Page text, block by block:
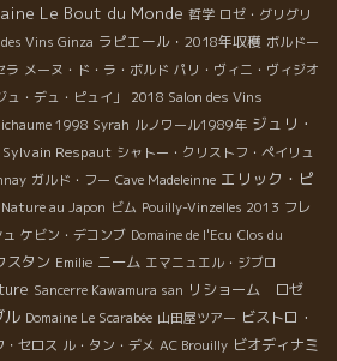
Le Bout du Monde 哲学 ロゼ・グリグリ
Vins Ginza ラピエール・2018年収穫 ボルドー
ラ メーヌ・ド・ラ・ボルド パリ・ヴィニ・ヴィジオ
・デュ・ピュイ」
2018 Salon des Vins
1998 Syrah ルノワール1989年 ジュリ・
Respaut シャトー・クリストフ・ペイリュ
ガルド・フー Cave Madeleinne エリック・ピ
au Japon ビム Pouilly-Vinzelles 2013 フレ
ケビン・デコンブ Domaine de l'Ecu Clos du
スタン Emilie ニーム エマニュエル・ジブロ
Sancerre Kawamura san リショーム ロゼ
ル Domaine Le Scarabée 山田屋ツアー ビストロ・
・セロス ル・タン・デメ AC Brouilly ビオディナミ